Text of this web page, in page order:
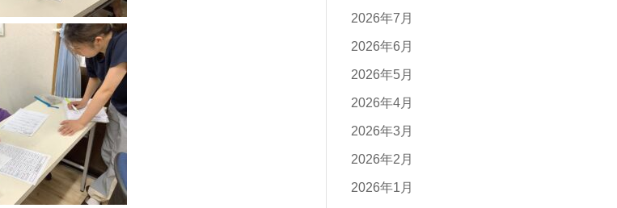
2026年7月
2026年6月
2026年5月
2026年4月
2026年3月
2026年2月
2026年1月